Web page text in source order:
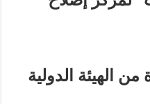
من الهيئة الدولية